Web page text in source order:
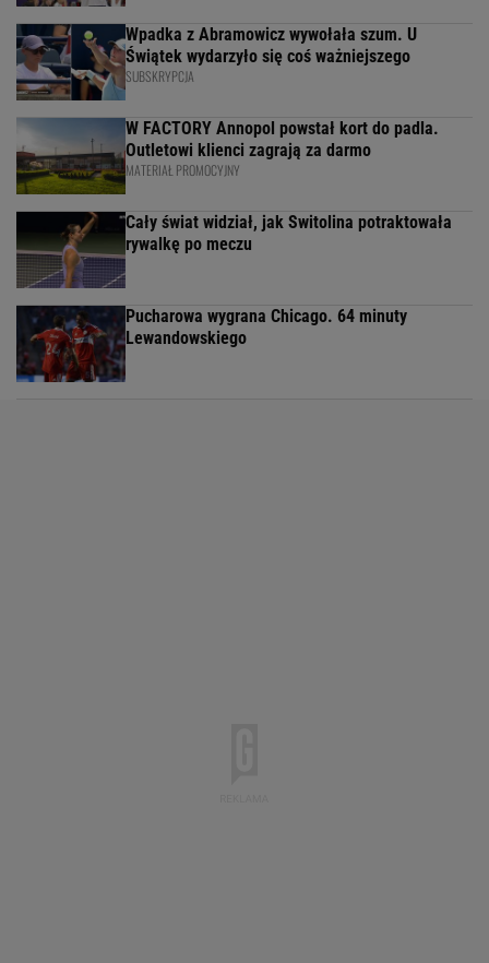
Wpadka z Abramowicz wywołała szum. U
Świątek wydarzyło się coś ważniejszego
SUBSKRYPCJA
W FACTORY Annopol powstał kort do padla.
Outletowi klienci zagrają za darmo
MATERIAŁ PROMOCYJNY
Cały świat widział, jak Switolina potraktowała
rywalkę po meczu
Pucharowa wygrana Chicago. 64 minuty
Lewandowskiego